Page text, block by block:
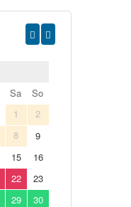
Sa
So
1
2
8
9
15
16
22
23
29
30